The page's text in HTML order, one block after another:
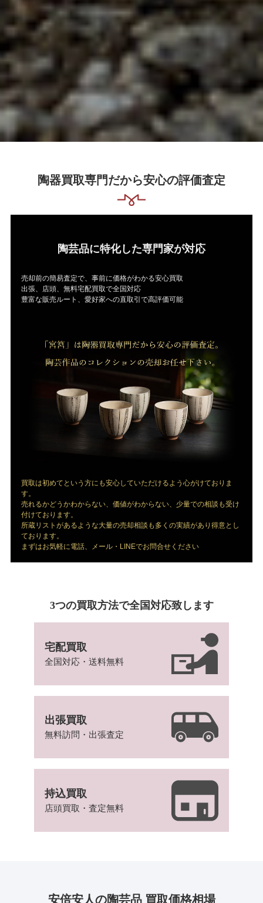
陶器買取専門だから安心の評価査定
陶芸品に特化した専門家が対応
売却前の簡易査定で、事前に価格がわかる安心買取
出張、店頭、無料宅配買取で全国対応
豊富な販売ルート、愛好家への直取引で高評価可能
買取は初めてという方にも安心していただけるよう心がけておりま
す。
売れるかどうかわからない、価値がわからない、少量での相談も受け
付けております。
所蔵リストがあるような大量の売却相談も多くの実績があり得意とし
ております。
まずはお気軽に電話、メール・LINEでお問合せください
3つの買取方法で全国対応致します
宅配買取
全国対応・送料無料
出張買取
無料訪問・出張査定
持込買取
店頭買取・査定無料
安倍安人の陶芸品 買取価格相場